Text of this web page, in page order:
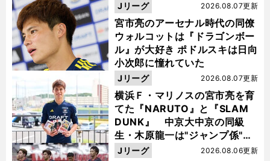
宮市亮のアーセナル時代の同僚
ウォルコットは『ドラゴンボー
ル』が大好き ポドルスキは日向
小次郎に憧れていた
2026.08.07更新
Jリーグ
横浜Ｆ・マリノスの宮市亮を育
てた『NARUTO』と『SLAM
DUNK』 中京大中京の同級
生・木原龍一は"ジャンプ係"だ
った
2026.08.07更新
Jリーグ
2026.08.06更新
Jリーグ